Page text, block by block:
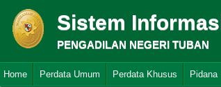
Sistem
PENGADILAN NEGERI TUBAN
Home Perdata Umum Perdata Khusus Pidana